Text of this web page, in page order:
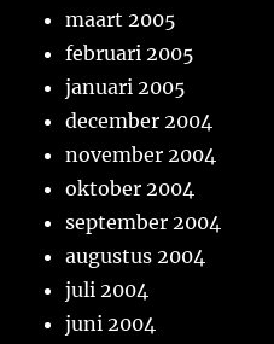
maart 2005
februari 2005
januari 2005
december 2004
november 2004
oktober 2004
september 2004
augustus 2004
juli 2004
juni 2004